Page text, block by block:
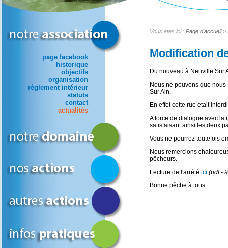
page facebook
historique
objectifs
organisation
règlement intérieur
statuts
contact
actualités
Vous êtes ici : Page d'accueil>
Modification
Du nouveau à Neuville Sur
Nous ne pouvons que
Sur Ain.
En effet cette rue était
A force de dialogue avec la
satisfaisant ainsi les deux
Vous ne pourrez toutefois
Nous remercions
pêcheurs.
Lecture de l'arrété ici (pdf -
Bonne pêche à tous....